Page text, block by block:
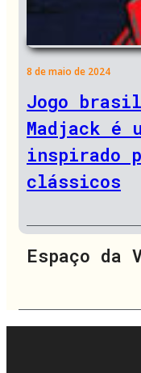
8 de maio de 2024
Jogo
Madjack é
inspirado
clássicos
Espaço da